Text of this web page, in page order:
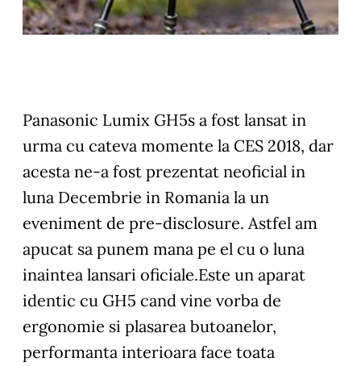
Panasonic Lumix GH5s a fost lansat in
urma cu cateva momente la CES 2018, dar
acesta ne-a fost prezentat neoficial in
luna Decembrie in Romania la un
eveniment de pre-disclosure. Astfel am
apucat sa punem mana pe el cu o luna
inaintea lansari oficiale.Este un aparat
identic cu GH5 cand vine vorba de
ergonomie si plasarea butoanelor,
performanta interioara face toata